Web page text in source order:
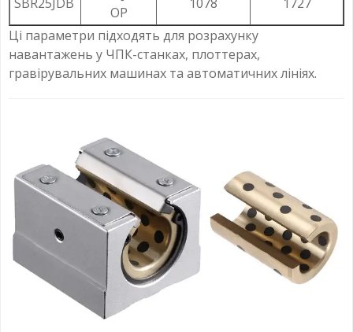
SBR25JDB
OP
1078
1727
Ці параметри підходять для розрахунку
навантажень у ЧПК-станках, плоттерах,
гравірувальних машинах та автоматичних лініях.